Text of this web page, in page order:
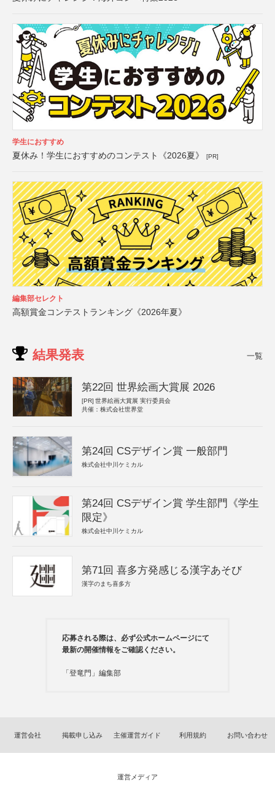
学生におすすめ
夏休み！学生におすすめのコンテスト《2026夏》 [PR]
編集部セレクト
高額賞金コンテストランキング《2026年夏》
結果発表 一覧
第22回 世界絵画大賞展 2026
[PR] 世界絵画大賞展 実行委員会
共催：株式会社世界堂
第24回 CSデザイン賞 一般部門
株式会社中川ケミカル
第24回 CSデザイン賞 学生部門《学生
限定》
株式会社中川ケミカル
第71回 喜多方発感じる漢字あそび
漢字のまち喜多方
応募される際は、必ず公式ホームページにて
最新の開催情報をご確認ください。
「登竜門」編集部
運営会社 掲載申し込み 主催運営ガイド 利用規約 お問い合わせ
運営メディア